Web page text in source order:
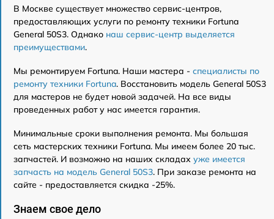
В Москве существует множество сервис-центров,
предоставляющих услуги по ремонту техники Fortuna
General 50S3. Однако наш сервис-центр выделяется
преимуществами.
Мы ремонтируем Fortuna. Наши мастера - специалисты по
ремонту техники Fortuna. Восстановить модель General 50S3
для мастеров не будет новой задачей. На все виды
проведенных работ у нас имеется гарантия.
Минимальные сроки выполнения ремонта. Мы большая
сеть мастерских техники Fortuna. Мы имеем более 20 тыс.
запчастей. И возможно на наших складах уже имеется
запчасть на модель General 50S3. При заказе ремонта на
сайте - предоставляется скидка -25%.
Знаем свое дело